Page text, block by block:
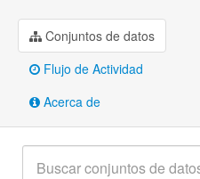
Conjuntos de datos
Flujo de Actividad
Acerca de